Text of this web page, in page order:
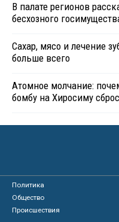
В палате регионов
бесхозного
Сахар, мясо и лечение
больше всего
Атомное молчание:
бомбу на Хиросиму
Политика
Общество
Происшествия